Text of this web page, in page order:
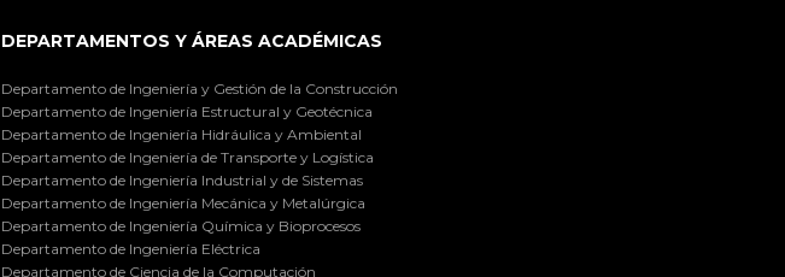
DEPARTAMENTOS Y ÁREAS ACADÉMICAS
Departamento de Ingeniería y Gestión de la Construcción
Departamento de Ingeniería Estructural y Geotécnica
Departamento de Ingeniería Hidráulica y Ambiental
Departamento de Ingeniería de Transporte y Logística
Departamento de Ingeniería Industrial y de Sistemas
Departamento de Ingeniería Mecánica y Metalúrgica
Departamento de Ingeniería Química y Bioprocesos
Departamento de Ingeniería Eléctrica
Departamento de Ciencia de la Computación